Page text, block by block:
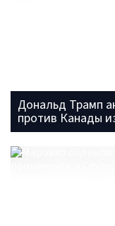
Дональд Трамп
против Канады